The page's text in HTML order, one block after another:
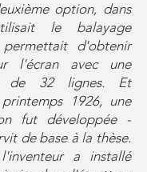
option, dans
le balayage
d'obtenir
l'écran avec une
de 32 lignes. Et
1926, une
fut développée -
de base à la thèse.
a installé